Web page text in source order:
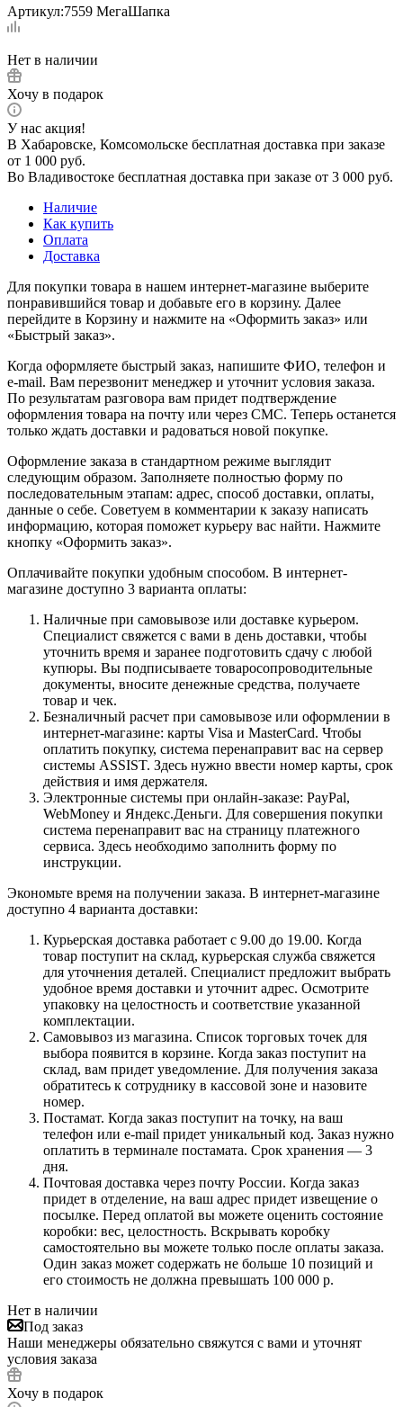
Артикул:7559 МегаШапка
Нет в наличии
Хочу в подарок
У нас акция!
В Хабаровске, Комсомольске бесплатная доставка при заказе
от 1 000 руб.
Во Владивостоке бесплатная доставка при заказе от 3 000 руб.
Наличие
Как купить
Оплата
Доставка
Для покупки товара в нашем интернет-магазине выберите
понравившийся товар и добавьте его в корзину. Далее
перейдите в Корзину и нажмите на «Оформить заказ» или
«Быстрый заказ».
Когда оформляете быстрый заказ, напишите ФИО, телефон и
e-mail. Вам перезвонит менеджер и уточнит условия заказа.
По результатам разговора вам придет подтверждение
оформления товара на почту или через СМС. Теперь останется
только ждать доставки и радоваться новой покупке.
Оформление заказа в стандартном режиме выглядит
следующим образом. Заполняете полностью форму по
последовательным этапам: адрес, способ доставки, оплаты,
данные о себе. Советуем в комментарии к заказу написать
информацию, которая поможет курьеру вас найти. Нажмите
кнопку «Оформить заказ».
Оплачивайте покупки удобным способом. В интернет-
магазине доступно 3 варианта оплаты:
Наличные при самовывозе или доставке курьером.
Специалист свяжется с вами в день доставки, чтобы
уточнить время и заранее подготовить сдачу с любой
купюры. Вы подписываете товаросопроводительные
документы, вносите денежные средства, получаете
товар и чек.
Безналичный расчет при самовывозе или оформлении в
интернет-магазине: карты Visa и MasterCard. Чтобы
оплатить покупку, система перенаправит вас на сервер
системы ASSIST. Здесь нужно ввести номер карты, срок
действия и имя держателя.
Электронные системы при онлайн-заказе: PayPal,
WebMoney и Яндекс.Деньги. Для совершения покупки
система перенаправит вас на страницу платежного
сервиса. Здесь необходимо заполнить форму по
инструкции.
Экономьте время на получении заказа. В интернет-магазине
доступно 4 варианта доставки:
Курьерская доставка работает с 9.00 до 19.00. Когда
товар поступит на склад, курьерская служба свяжется
для уточнения деталей. Специалист предложит выбрать
удобное время доставки и уточнит адрес. Осмотрите
упаковку на целостность и соответствие указанной
комплектации.
Самовывоз из магазина. Список торговых точек для
выбора появится в корзине. Когда заказ поступит на
склад, вам придет уведомление. Для получения заказа
обратитесь к сотруднику в кассовой зоне и назовите
номер.
Постамат. Когда заказ поступит на точку, на ваш
телефон или e-mail придет уникальный код. Заказ нужно
оплатить в терминале постамата. Срок хранения — 3
дня.
Почтовая доставка через почту России. Когда заказ
придет в отделение, на ваш адрес придет извещение о
посылке. Перед оплатой вы можете оценить состояние
коробки: вес, целостность. Вскрывать коробку
самостоятельно вы можете только после оплаты заказа.
Один заказ может содержать не больше 10 позиций и
его стоимость не должна превышать 100 000 р.
Нет в наличии
Под заказ
Наши менеджеры обязательно свяжутся с вами и уточнят
условия заказа
Хочу в подарок